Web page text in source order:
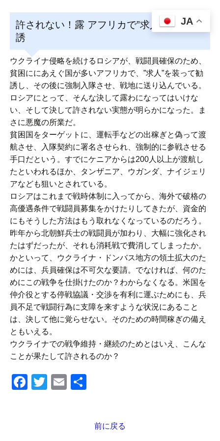
許されない！露 アフリカで”求人”戦闘員勧
誘
ウクライナ侵略を続けるロシアが、戦闘員確保のため、
貧困ににあえぐ国が多いアフリカで、”求人”を装って勧
誘し、その後に強制入隊させ、戦地に送り込んでいる。
ロシアにとって、そんな決して露わになってはいけな
い、そして決して許されない実態が明らかになった。ま
さに悪魔の所業だ。
貧困国をターゲットに、運転手などの出稼ぎと偽って渡
航させ、入隊契約に署名させられ、強制的に参戦させる
手口だという。すでにケニアからは200人以上が渡航し
たといわれるほか、タンザニア、ウガンダ、ナイジェリ
アなども狙いとされている。
ロシアはこれまで戦時体制に入ってから、海外で破格の
高優遇条件で戦闘員募集をかけたりしてきたが、資金的
にもそうした方法はもう取れなくなっているのだろう。
昨年から北朝鮮兵士の戦闘員が加わり、大幅に強化され
たはずだったが、それも消耗戦で費消してしまったか。
かといって、ウクライナ・ドンバス地方の領土拡大のた
めには、兵員確保は不可欠な要請。でなければ、何のた
めにこの戦争を仕掛けたのか？わからなくなる。米国を
仲介役とする停戦協議・交渉を有利に運ぶためにも、兵
員不足で戦闘行為に支障を来すような状況にあること
は、決して他に覚らせない。そのための時間稼ぎの備え
ともいえる。
ウクライナでの戦争維持・継続のためとはいえ、こんな
ことが果たして許されるのか？
F
T
E
前に戻る
JA